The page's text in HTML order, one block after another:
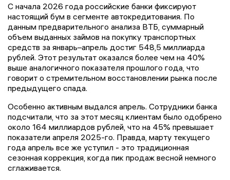
С начала 2026 года российские банки фиксируют
настоящий бум в сегменте автокредитования. По
данным предварительного анализа ВТБ, суммарный
объем выданных займов на покупку транспортных
средств за январь–апрель достиг 548,5 миллиарда
рублей. Этот результат оказался более чем на 40%
выше аналогичного показателя прошлого года, что
говорит о стремительном восстановлении рынка после
предыдущего спада.
Особенно активным выдался апрель. Сотрудники банка
подсчитали, что за этот месяц клиентам было одобрено
около 164 миллиардов рублей, что на 45% превышает
показатели апреля 2025-го. Правда, марту текущего
года апрель все же уступил - это традиционная
сезонная коррекция, когда пик продаж весной немного
сглаживается.